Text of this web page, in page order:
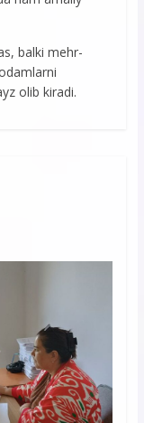
balki mehr-
olib kiradi.